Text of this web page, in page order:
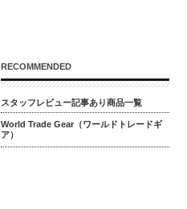
RECOMMENDED
スタッフレビュー記事あり商品一覧
World Trade Gear（ワールドトレードギ
ア）